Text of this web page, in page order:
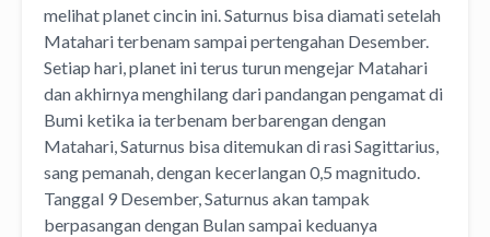
melihat planet cincin ini. Saturnus bisa diamati setelah
Matahari terbenam sampai pertengahan Desember.
Setiap hari, planet ini terus turun mengejar Matahari
dan akhirnya menghilang dari pandangan pengamat di
Bumi ketika ia terbenam berbarengan dengan
Matahari, Saturnus bisa ditemukan di rasi Sagittarius,
sang pemanah, dengan kecerlangan 0,5 magnitudo.
Tanggal 9 Desember, Saturnus akan tampak
berpasangan dengan Bulan sampai keduanya